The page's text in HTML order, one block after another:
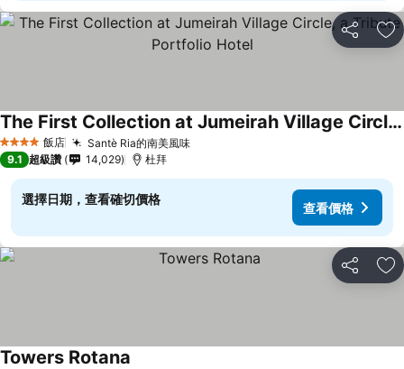
分享 加
4 星級 飯店 Santè Ria的南美風味查看價格
The First Collection at Jumeirah Village Circle, a Tribute Portfolio Hotel
查看價格
9.1 超級讚 14,029 杜拜
選擇日期，查看確切價格
查看價格
分享 加
Towers Rotana